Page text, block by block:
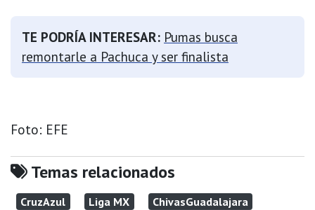
TE PODRÍA INTERESAR: Pumas busca
remontarle a Pachuca y ser finalista
Foto: EFE
Temas relacionados
CruzAzul Liga MX ChivasGuadalajara